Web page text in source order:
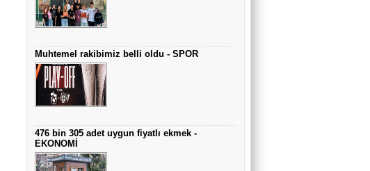
Muhtemel rakibimiz belli oldu - SPOR
476 bin 305 adet uygun fiyatlı ekmek -
EKONOMİ